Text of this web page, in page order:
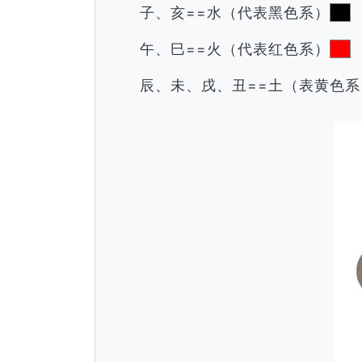
子、亥==水（代表黑色系）
午、巳==火（代表红色系）
辰、未、戌、丑==土（表黄色